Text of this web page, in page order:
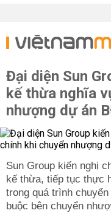
Đại diện Sun
kế thừa nghĩa
nhượng dự án
Sun Group kiến nghị
kế thừa, tiếp tục thực
trong quá trình
buộc bên chuyển